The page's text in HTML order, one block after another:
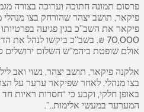
פרסום תמונה חתוכה וערוכה בצורה
פיקאר, תושב יצהר שהורחק בצו מנהלי
פיקאר את השב”כ בגין פגיעה בפרטיותו
70,000 ₪. בשב”כ ביקשו לנהל את
אולם שופטת ביהמ”ש השלום
אלקנה פיקאר, תושב יצהר, נשוי ואב
בצו מנהלי. לאחר שפיקאר ערער על
באופן חלקי, וקבע כי “חסרות ראיות
המערער במעשי אלימות..”.